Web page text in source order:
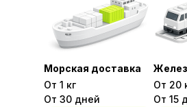
Морская доставка
От 1 кг
От 30 дней
От 20
От 15